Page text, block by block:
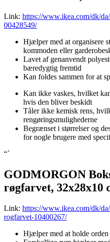
Link: https://www.ikea.com/dk/
00428549/
Hjælper med at organisere
kommoden eller
Lavet af genanvendt
bæredygtig fremtid
Kan foldes sammen for at
Kan ikke vaskes, hvilket
hvis den bliver beskidt
Tåler ikke kemisk rens,
rengøringsmulighederne
Begrænset i størrelser og
for nogle brugere med
“`
GODMORGON
røgfarvet, 32x28x10
Link: https://www.ikea.com/dk/
rogfarvet-10400267/
Hjælper med at holde